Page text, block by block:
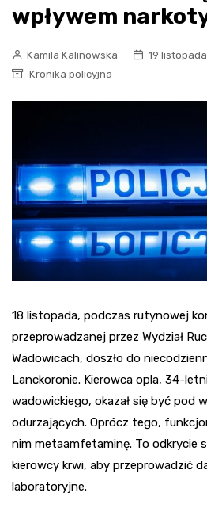
wpływem
Kamila Kalinowska
19
Kronika policyjna
18 listopada, podczas rutynowej
przeprowadzanej przez Wydział
Wadowicach, doszło do
Lanckoronie. Kierowca opla, 34-
wadowickiego, okazał się być pod
odurzających. Oprócz tego,
nim metaamfetaminę. To odkrycie
kierowcy krwi, aby przeprowadzić
laboratoryjne.